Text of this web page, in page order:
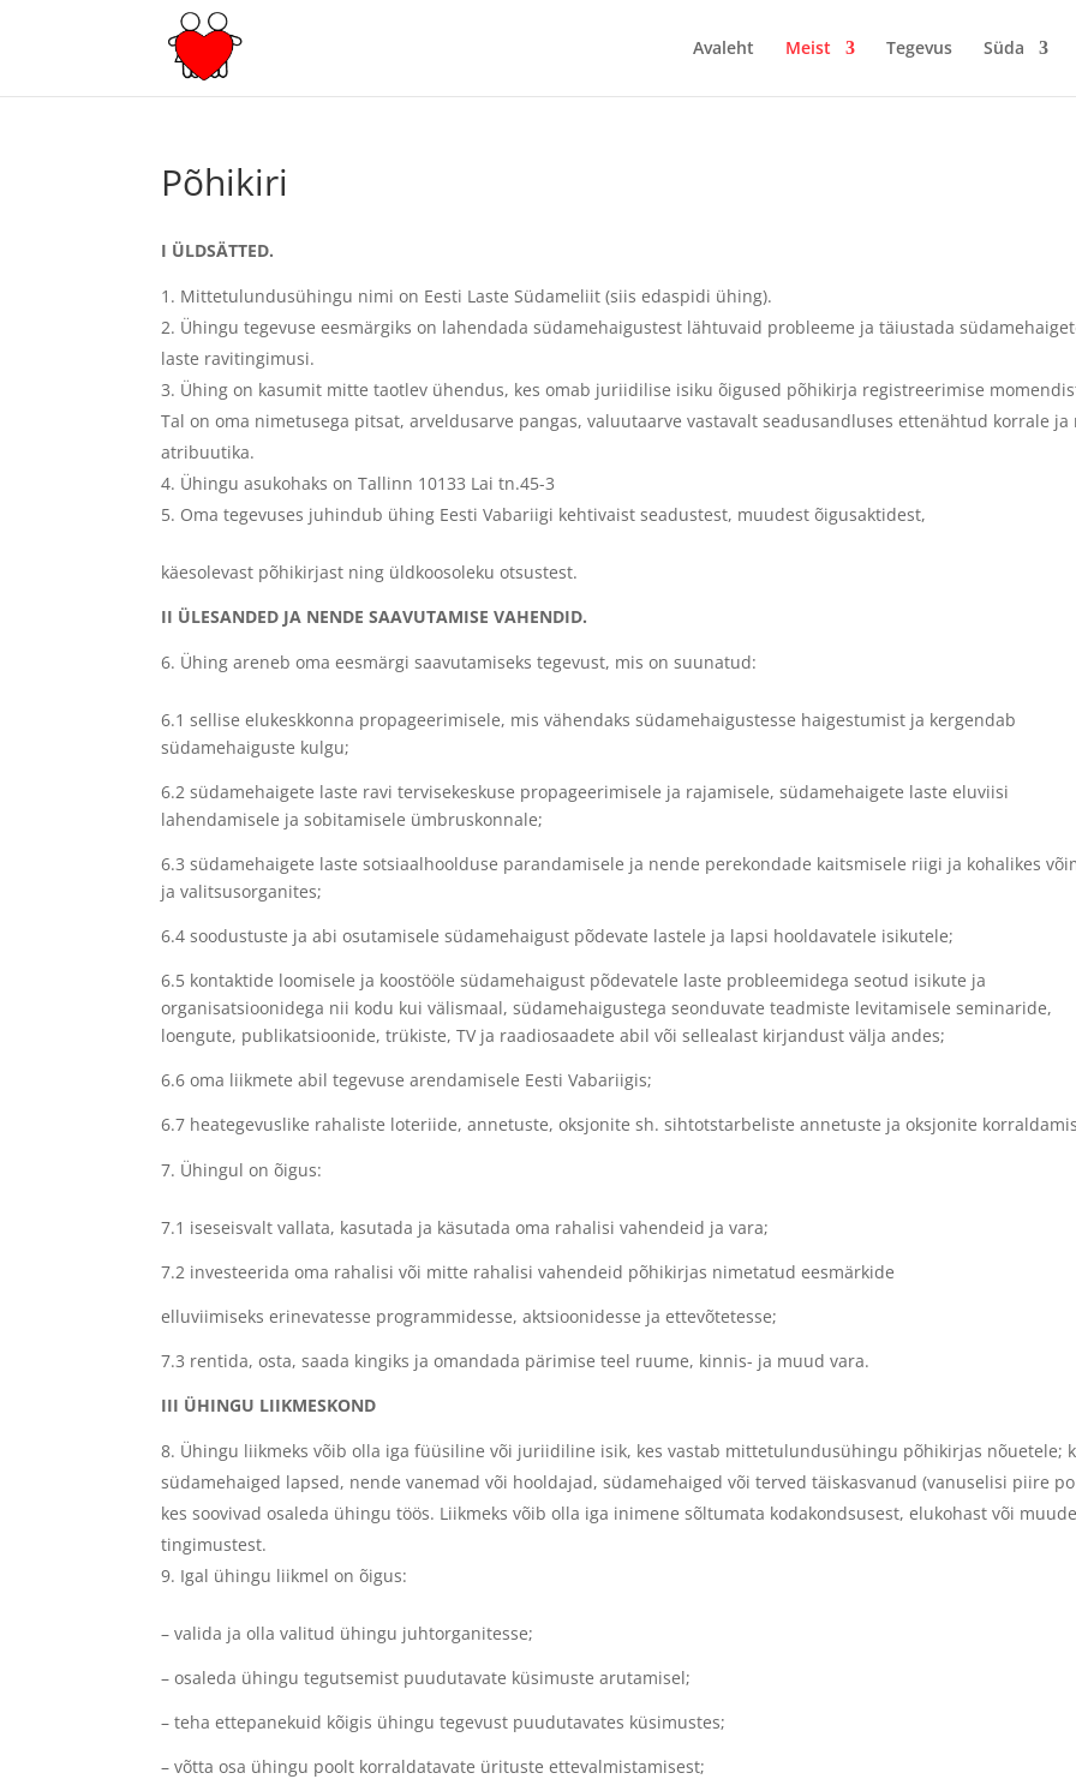
Avaleht Meist Tegevus Süda
Põhikiri
I ÜLDSÄTTED.
Mittetulundusühingu nimi on Eesti Laste Südameliit (siis edaspidi ühing).
Ühingu tegevuse eesmärgiks on lahendada südamehaigustest lähtuvaid probleeme ja täiustada
laste ravitingimusi.
Ühing on kasumit mitte taotlev ühendus, kes omab juriidilise isiku õigused põhikirja registreerimise
Tal on oma nimetusega pitsat, arveldusarve pangas, valuutaarve vastavalt seadusandluses ettenähtud korrale ja
atribuutika.
Ühingu asukohaks on Tallinn 10133 Lai tn.45-3
Oma tegevuses juhindub ühing Eesti Vabariigi kehtivaist seadustest, muudest õigusaktidest,
käesolevast põhikirjast ning üldkoosoleku otsustest.
II ÜLESANDED JA NENDE SAAVUTAMISE VAHENDID.
Ühing areneb oma eesmärgi saavutamiseks tegevust, mis on suunatud:
6.1 sellise elukeskkonna propageerimisele, mis vähendaks südamehaigustesse haigestumist ja kergendab
südamehaiguste kulgu;
6.2 südamehaigete laste ravi tervisekeskuse propageerimisele ja rajamisele, südamehaigete laste eluviisi
lahendamisele ja sobitamisele ümbruskonnale;
6.3 südamehaigete laste sotsiaalhoolduse parandamisele ja nende perekondade kaitsmisele riigi ja kohalikes
ja valitsusorganites;
6.4 soodustuste ja abi osutamisele südamehaigust põdevate lastele ja lapsi hooldavatele isikutele;
6.5 kontaktide loomisele ja koostööle südamehaigust põdevatele laste probleemidega seotud isikute ja
organisatsioonidega nii kodu kui välismaal, südamehaigustega seonduvate teadmiste levitamisele seminaride,
loengute, publikatsioonide, trükiste, TV ja raadiosaadete abil või sellealast kirjandust välja andes;
6.6 oma liikmete abil tegevuse arendamisele Eesti Vabariigis;
6.7 heategevuslike rahaliste loteriide, annetuste, oksjonite sh. sihtotstarbeliste annetuste ja oksjonite
Ühingul on õigus:
7.1 iseseisvalt vallata, kasutada ja käsutada oma rahalisi vahendeid ja vara;
7.2 investeerida oma rahalisi või mitte rahalisi vahendeid põhikirjas nimetatud eesmärkide
elluviimiseks erinevatesse programmidesse, aktsioonidesse ja ettevõtetesse;
7.3 rentida, osta, saada kingiks ja omandada pärimise teel ruume, kinnis- ja muud vara.
III ÜHINGU LIIKMESKOND
Ühingu liikmeks võib olla iga füüsiline või juriidiline isik, kes vastab mittetulundusühingu põhikirjas nõuetele;
südamehaiged lapsed, nende vanemad või hooldajad, südamehaiged või terved täiskasvanud (vanuselisi piire
kes soovivad osaleda ühingu töös. Liikmeks võib olla iga inimene sõltumata kodakondsusest, elukohast või
tingimustest.
Igal ühingu liikmel on õigus:
– valida ja olla valitud ühingu juhtorganitesse;
– osaleda ühingu tegutsemist puudutavate küsimuste arutamisel;
– teha ettepanekuid kõigis ühingu tegevust puudutavates küsimustes;
– võtta osa ühingu poolt korraldatavate ürituste ettevalmistamisest;